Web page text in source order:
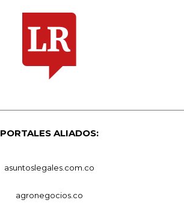
PORTALES ALIADOS:
asuntoslegales.com.co
agronegocios.co